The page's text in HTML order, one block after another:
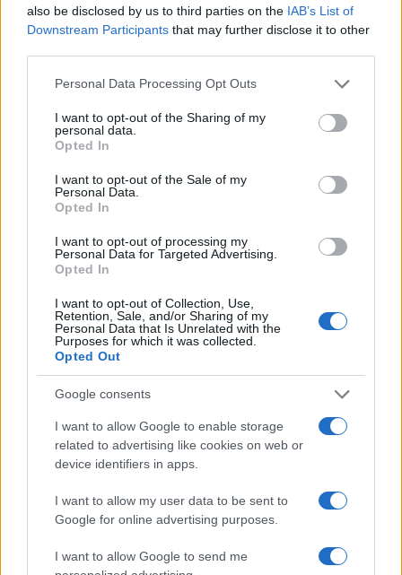
also be disclosed by us to third parties on the IAB’s List of
Downstream Participants that may further disclose it to other
Please note that this website/app uses one or more Google
not limited to your visit or usage behaviour. You may click to
grant or deny consent to Google and its third-party tags to
use your data for below specified purposes in below Google
consent section.
Personal Data Processing Opt Outs
I want to opt-out of the Sharing of my
personal data.
Opted In
I want to opt-out of the Sale of my
Personal Data.
Opted In
I want to opt-out of processing my
Personal Data for Targeted Advertising.
Opted In
I want to opt-out of Collection, Use,
Retention, Sale, and/or Sharing of my
Personal Data that Is Unrelated with the
Purposes for which it was collected.
Opted Out
Google consents
I want to allow Google to enable storage
related to advertising like cookies on web or
device identifiers in apps.
I want to allow my user data to be sent to
Google for online advertising purposes.
I want to allow Google to send me
Ως προς την εργαλειοποίηση της ενέργειας, ο
Υπουργόςυπογράμμισε ότι:«Μάθαμε με τον
Ουκρανία ό σο και τώρα με τα γεγονότα στα
Στενά
του Ορμούζ,
τον συστημικό κίνδυνο που
συνεπάγεται η εργαλειοποίηση της ενέργειας.
Επομένως, είτε προέρχεται από τη
εργαλειοποίηση της ενέργειας αποτελεί συστημικό
κίνδυνο για την
φαινομένου. Η εργαλειοποίηση της ενέργειας είναι
κάτι που επηρεάζει τόσο την παγκόσμια όσο και την
περιφερειακή ασφάλεια και δεν πρέπει να γίνεται
αποδεκτή».
Μετά το πάνελ είχε συνάντηση με τον
Εκτελεστικό Αντιπρόεδρο της Cheniere, κ.
Anatol Feygin, της μεγαλύτερης εταιρείας
παραγωγής και εξαγωγής υγροποιημένου
φυσικού αερίου (LNG) στις Ηνωμένες Πολιτείες
και δεύτερης μεγαλύτερη παγκοσμίως.
Υπουργό Πετρελαίου και Ορυκτών της
Αιγύπτου, κ. Karim Badawi . Στο επίκεντρο της
τεχνολογία δέσμευσηςδιοξειδίου του άνθρακα